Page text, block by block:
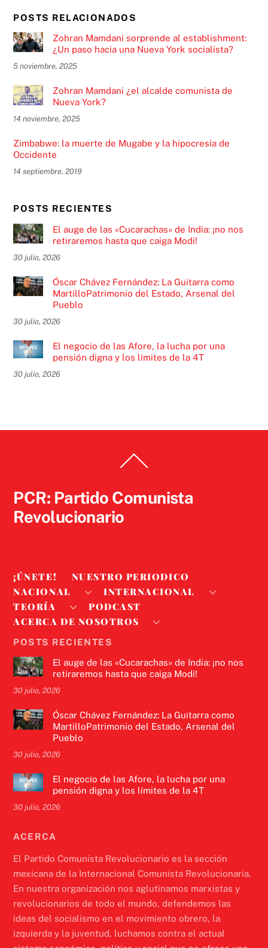
POSTS RELACIONADOS
Zohran Mamdani sorprende al establishment:
¿Un paso hacia una Nueva York socialista?
5 noviembre, 2025
Zohran Mamdani ¿el alcalde comunista de
Nueva York?
14 noviembre, 2025
Zimbabwe: la muerte de Mugabe y la hipocresía de
Occidente
14 septiembre, 2019
POSTS RECIENTES
El auge de las «Cucarachas» de India: ¡no nos
retiraremos hasta que caiga Modi!
30 julio, 2026
Óscar Chávez Fernández: La Guitarra como
MartilloPatrimonio del Estado, Arsenal del
Pueblo
30 julio, 2026
El negocio de las Afore, la lucha por una
pensión digna y los límites de la 4T
30 julio, 2026
To
PCR: Partido Comunista
Revolucionario
¡ÚNETE!
NUESTRO PERIODICO
NACIONAL
INTERNACIONAL
TEORÍA
PODCAST
ACERCA DE NOSOTROS
POSTS RECIENTES
El auge de las «Cucarachas» de India: ¡no nos
retiraremos hasta que caiga Modi!
30 julio, 2026
Óscar Chávez Fernández: La Guitarra como
MartilloPatrimonio del Estado, Arsenal del
Pueblo
30 julio, 2026
El negocio de las Afore, la lucha por una
pensión digna y los límites de la 4T
30 julio, 2026
ACERCA
El Partido Comunista Revolucionario es la sección
mexicana de la Internacional Comunista Revolucionaria.
En nuestra organización nos aglutinamos marxistas y
revolucionarios de todo el mundo, defendemos las
ideas del socialismo en el movimiento obrero, la
izquierda y la juventud, luchamos contra el actual